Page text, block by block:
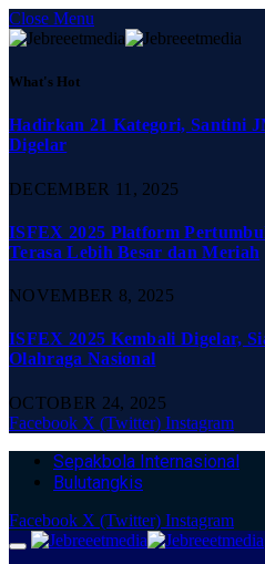
Close Menu
What's Hot
Hadirkan 21 Kategori, Santini
Digelar
DECEMBER 11, 2025
ISFEX 2025 Platform
Terasa Lebih Besar dan Meriah
NOVEMBER 8, 2025
ISFEX 2025 Kembali Digelar,
Olahraga Nasional
OCTOBER 24, 2025
Facebook X (Twitter) Instagram
Sepakbola Internasional
Bulutangkis
Facebook X (Twitter) Instagram